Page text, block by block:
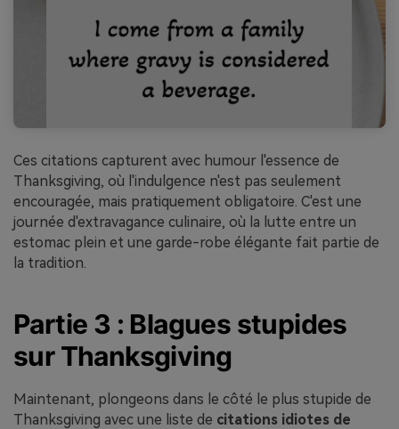
Ces citations capturent avec humour l'essence de
Thanksgiving, où l'indulgence n'est pas seulement
encouragée, mais pratiquement obligatoire. C'est une
journée d'extravagance culinaire, où la lutte entre un
estomac plein et une garde-robe élégante fait partie de
la tradition.
Partie 3 : Blagues stupides
sur Thanksgiving
Maintenant, plongeons dans le côté le plus stupide de
Thanksgiving avec une liste de citations idiotes de